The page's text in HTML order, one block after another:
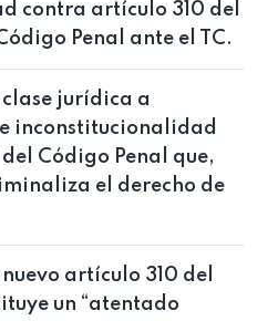
contra artículo 310 del
Penal ante el TC.
clase jurídica a
inconstitucionalidad
Código Penal que,
el derecho de
artículo 310 del
un “atentado